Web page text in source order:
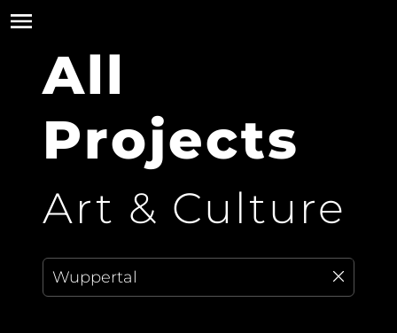
All
Projects
Art & Culture